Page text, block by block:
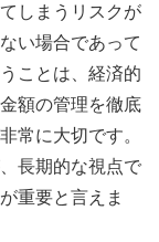
しまうリスクが
い場合であって
ことは、経済的
額の管理を徹底
常に大切です。
長期的な視点で
重要と言えま